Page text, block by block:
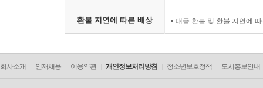
환불 지연에 따른 배상 대금 환불 및 환불 지연에
회사소개 인재채용 이용약관 개인정보처리방침 청소년보호정책 도서홍보안내